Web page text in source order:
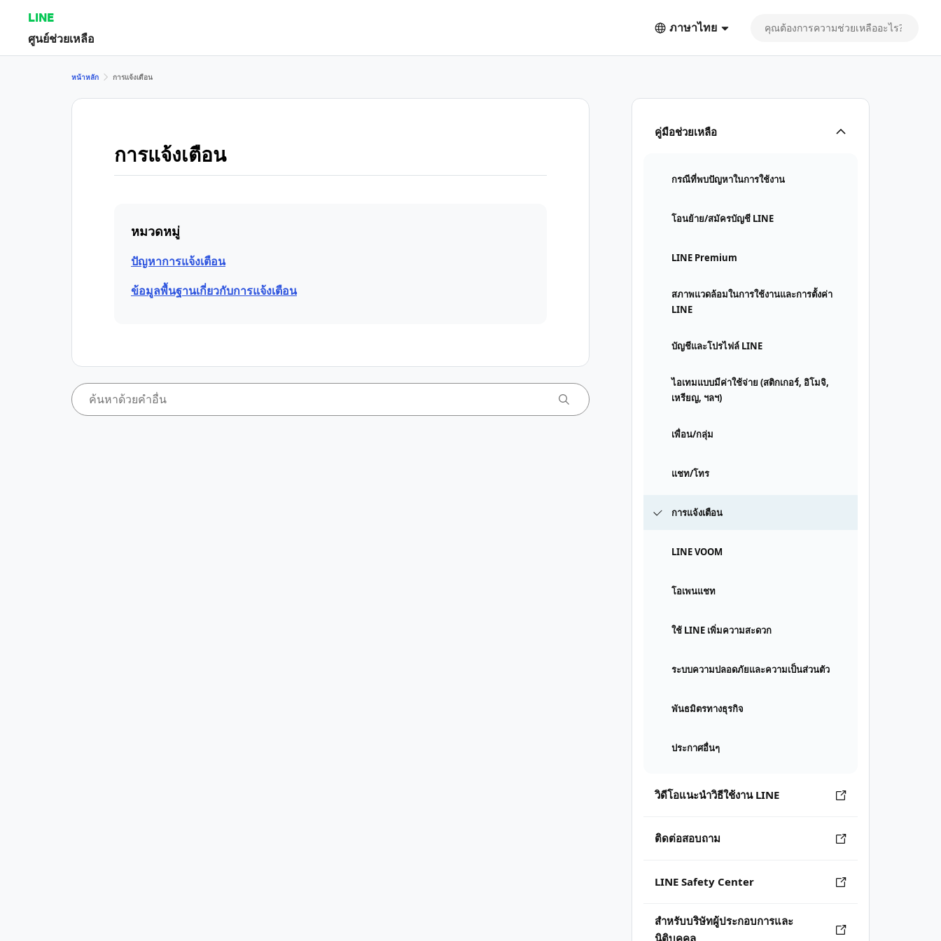
LINE
ศูนย์ช่วยเหลือ
ภาษาไทย
คู่มือช่วยเหลือ
กรณีที่พบปัญหาในการใช้งาน
โอนย้าย/สมัครบัญชี LINE
LINE Premium
สภาพแวดล้อมในการใช้งานและการตั้งค่า
LINE
บัญชีและโปรไฟล์ LINE
ไอเทมแบบมีค่าใช้จ่าย (สติกเกอร์, อิโมจิ,
เหรียญ, ฯลฯ)
เพื่อน/กลุ่ม
แชท/โทร
การแจ้งเตือน
LINE VOOM
โอเพนแชท
ใช้ LINE เพิ่มความสะดวก
ระบบความปลอดภัยและความเป็นส่วนตัว
พันธมิตรทางธุรกิจ
ประกาศอื่นๆ
วิดีโอแนะนำวิธีใช้งาน LINE
ติดต่อสอบถาม
LINE Safety Center
สำหรับบริษัทผู้ประกอบการและ
นิติบุคคล
หน้าหลัก การแจ้งเตือน
การแจ้งเตือน
หมวดหมู่
ปัญหาการแจ้งเตือน
ข้อมูลพื้นฐานเกี่ยวกับการแจ้งเตือน